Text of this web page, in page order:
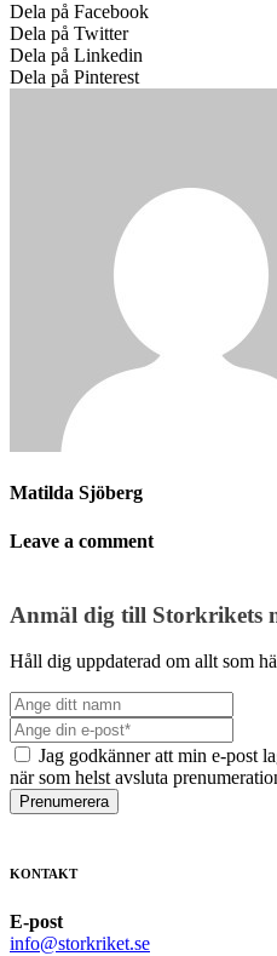
Dela på Facebook
Dela på Twitter
Dela på Linkedin
Dela på Pinterest
Matilda Sjöberg
Leave a comment
Anmäl dig till Storkrikets
Håll dig uppdaterad om allt som
Jag godkänner att min e-post
när som helst avsluta
Prenumerera
KONTAKT
E-post
info@storkriket.se